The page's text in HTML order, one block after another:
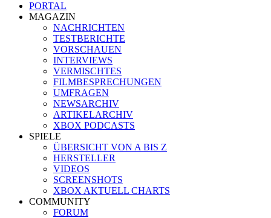
PORTAL
MAGAZIN
NACHRICHTEN
TESTBERICHTE
VORSCHAUEN
INTERVIEWS
VERMISCHTES
FILMBESPRECHUNGEN
UMFRAGEN
NEWSARCHIV
ARTIKELARCHIV
XBOX PODCASTS
SPIELE
ÜBERSICHT VON A BIS Z
HERSTELLER
VIDEOS
SCREENSHOTS
XBOX AKTUELL CHARTS
COMMUNITY
FORUM